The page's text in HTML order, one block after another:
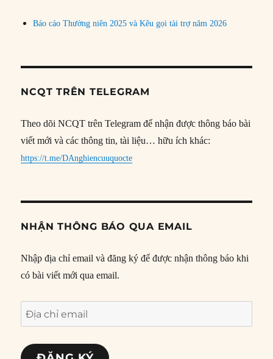
Báo cáo Thường niên 2025 và Kêu gọi tài trợ năm 2026
NCQT TRÊN TELEGRAM
Theo dõi NCQT trên Telegram để nhận được thông báo bài
viết mới và các thông tin, tài liệu… hữu ích khác:
https://t.me/DAnghiencuuquocte
NHẬN THÔNG BÁO QUA EMAIL
Nhập địa chỉ email và đăng ký để được nhận thông báo khi
có bài viết mới qua email.
Địa
chỉ
email